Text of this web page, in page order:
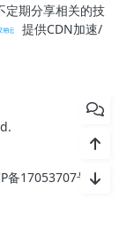
定期分享相关的技
提供CDN加速/
备17053707号